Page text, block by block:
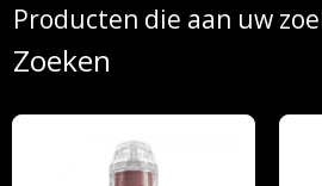
Producten die aan uw
Zoeken